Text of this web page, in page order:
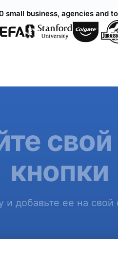
small business, agencies and
свой
кнопки
и добавьте ее на свой